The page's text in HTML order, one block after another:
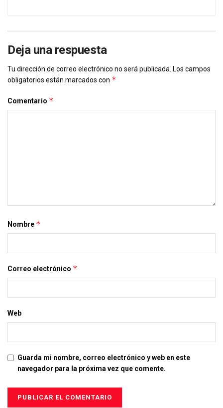
Deja una respuesta
Tu dirección de correo electrónico no será publicada. Los campos
obligatorios están marcados con *
Comentario *
Nombre *
Correo electrónico *
Web
Guarda mi nombre, correo electrónico y web en este
navegador para la próxima vez que comente.